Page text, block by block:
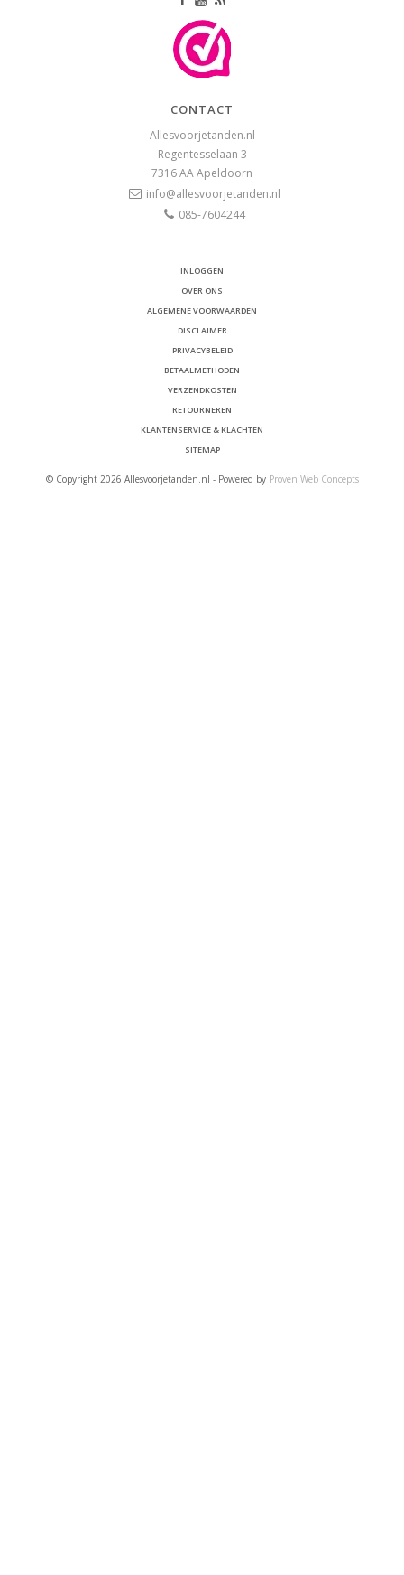
CONTACT
Allesvoorjetanden.nl
Regentesselaan 3
7316 AAApeldoorn
info@allesvoorjetanden.nl
085-7604244
INLOGGEN
OVER ONS
ALGEMENE VOORWAARDEN
DISCLAIMER
PRIVACYBELEID
BETAALMETHODEN
VERZENDKOSTEN
RETOURNEREN
KLANTENSERVICE & KLACHTEN
SITEMAP
© Copyright 2026 Allesvoorjetanden.nl - Powered by Proven Web Concepts